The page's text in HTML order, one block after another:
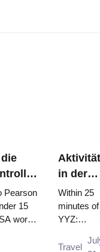
Pearson
15
works
in der
Nähe
Toronto
Pearson
Airport
Within 25
minutes of
YYZ:
largest
Travel